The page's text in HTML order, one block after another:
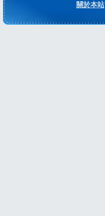
關於本站